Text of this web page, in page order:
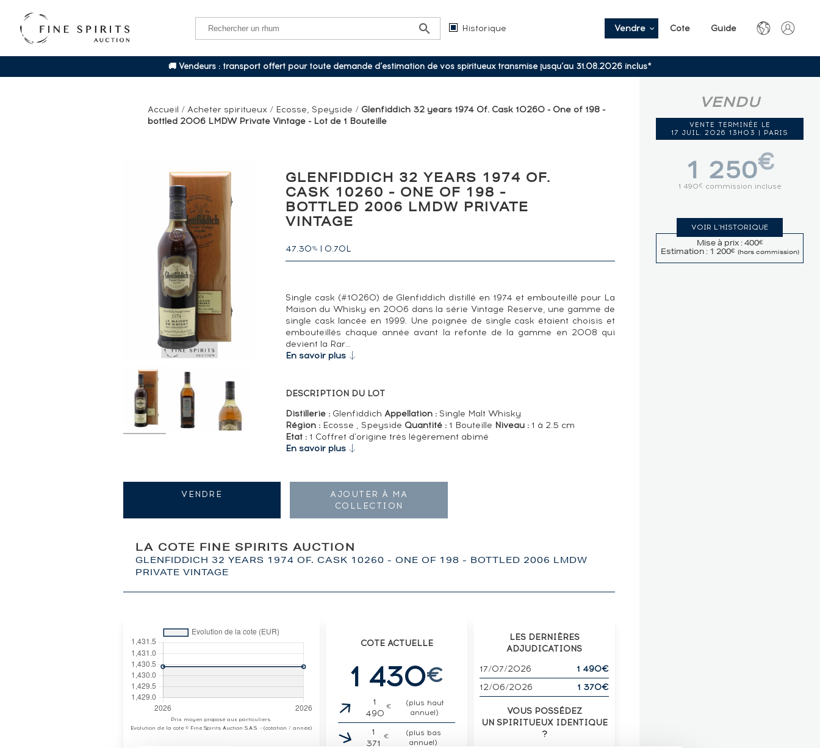
Historique Vendre Cote Guide
🚚 Vendeurs : transport offert pour toute demande d’estimation de vos spiritueux transmise jusqu’au 31.08.2026 inclus*
Accueil / Acheter spiritueux / Ecosse, Speyside / Glenfiddich 32 years 1974 Of. Cask 10260 - One of 198 -
bottled 2006 LMDW Private Vintage - Lot de 1 Bouteille
GLENFIDDICH 32 YEARS 1974 OF.
CASK 10260 - ONE OF 198 -
BOTTLED 2006 LMDW PRIVATE
VINTAGE
47.30% | 0.70L
Single cask (#10260) de Glenfiddich distillé en 1974 et embouteillé pour La
Maison du Whisky en 2006 dans la série Vintage Reserve, une gamme de
single cask lancée en 1999. Une poignée de single cask étaient choisis et
embouteillés chaque année avant la refonte de la gamme en 2008 qui
devient la Rar…
En savoir plus
DESCRIPTION DU LOT
Distillerie :Glenfiddich Appellation :Single Malt Whisky
Région : Ecosse , Speyside Quantité :1 Bouteille Niveau :1 à 2.5 cm
Etat :1 Coffret d'origine très légèrement abimé
En savoir plus
LA COTE FINE SPIRITS AUCTION
GLENFIDDICH 32 YEARS 1974 OF. CASK 10260 - ONE OF 198 - BOTTLED 2006 LMDW
PRIVATE VINTAGE
Prix moyen proposé aux particuliers.
Evolution de la cote © Fine Spirits Auction S.A.S. - (cotation / année)
COTE ACTUELLE
1 430€
1
490
€
(plus haut
annuel)
1
371
€
(plus bas
annuel)
LES DERNIÈRES
ADJUDICATIONS
17/07/2026
1 490€
12/06/2026
1 370€
VOUS POSSÉDEZ
UN SPIRITUEUX IDENTIQUE
?
VENDU
VENTE TERMINÉE LE
17 JUIL. 2026 13H03 | PARIS
1 250€
1 490€commission incluse
VOIR L'HISTORIQUE
Mise à prix : 400€
Estimation : 1 200€ (hors commission)
VENDRE
AJOUTER À MA
COLLECTION